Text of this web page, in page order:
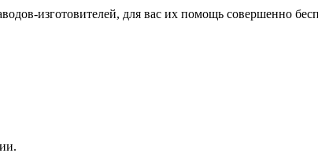
изготовителей, для вас их помощь совершенно